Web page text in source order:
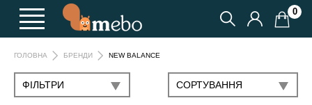
0
ГОЛОВНА БРЕНДИ NEW BALANCE
ФІЛЬТРИ СОРТУВАННЯ